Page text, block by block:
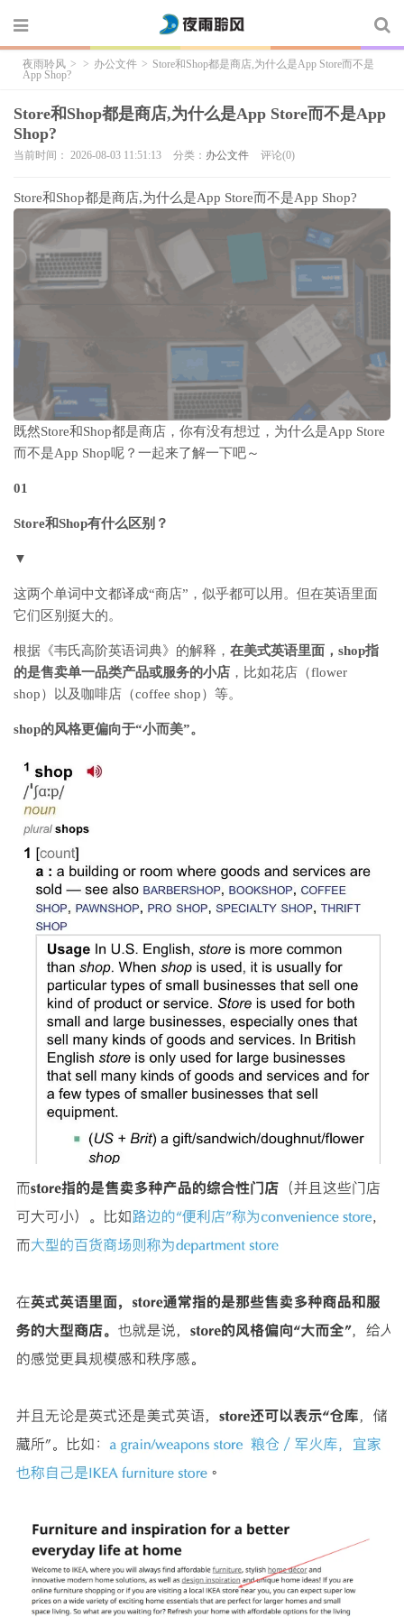
夜雨聆风 > > 办公文件 > Store和Shop都是商店,为什么是App Store而不是
App Shop?
Store和Shop都是商店,为什么是App Store而不是App
Shop?
当前时间： 2026-08-03 11:51:13 分类： 办公文件 评论(0)
Store和Shop都是商店,为什么是App Store而不是App Shop?
既然Store和Shop都是商店，你有没有想过，为什么是App Store
而不是App Shop呢？一起来了解一下吧～
01
Store和Shop有什么区别？
▼
这两个单词中文都译成“商店”，似乎都可以用。但在英语里面
它们区别挺大的。
根据《韦氏高阶英语词典》的解释， 在美式英语里面，shop指
的是售卖单一品类产品或服务的小店 ，比如花店（flower
shop）
以及 咖啡店（coffee shop） 等。
shop的风格更偏向于“小而美”。